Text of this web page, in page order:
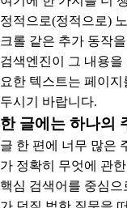
정적으로(정적으로)
크롤 같은 추가 동작
검색엔진이 그 내용
요한 텍스트는 페이
두시기 바랍니다.
한 글에는 하나의
글 한 편에 너무 많은
가 정확히 무엇에 관
핵심 검색어를 중심